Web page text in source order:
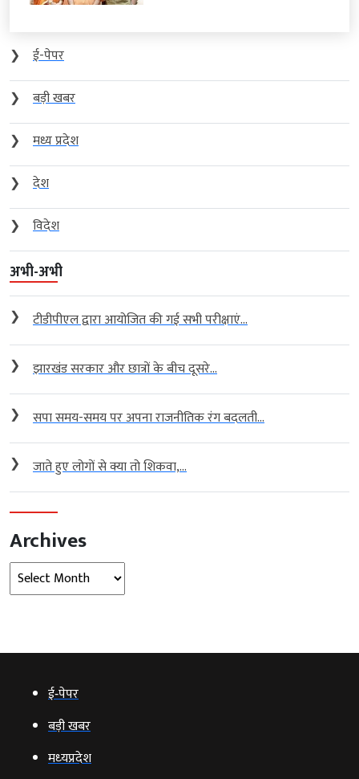
❯
ई-पेपर
❯
बड़ी खबर
❯
मध्य प्रदेश
❯
देश
❯
विदेश
अभी-अभी
❯ टीडीपीएल द्वारा आयोजित की गई सभी परीक्षाएं...
❯ झारखंड सरकार और छात्रों के बीच दूसरे...
❯ सपा समय-समय पर अपना राजनीतिक रंग बदलती...
❯ जाते हुए लोगों से क्या तो शिकवा,...
Archives
Archives
ई‑पेपर
बड़ी खबर
मध्‍यप्रदेश